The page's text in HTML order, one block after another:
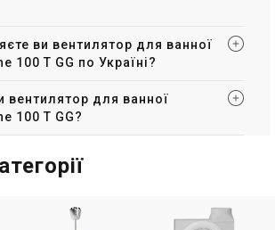
ви вентилятор для ванної
100 T GG по Україні?
вентилятор для ванної
100 T GG?